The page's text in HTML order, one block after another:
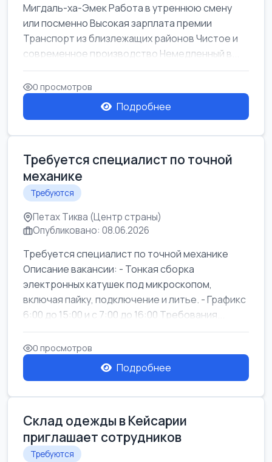
Мигдаль-ха-Эмек Работа в утреннюю смену
или посменно Высокая зарплата премии
Транспорт из близлежащих районов Чистое и
современное производство Немедленный в...
0 просмотров
Подробнее
Требуется специалист по точной
механике
Требуются
Петах Тиква (Центр страны)
Опубликовано: 08.06.2026
Требуется специалист по точной механике
Описание вакансии: - Тонкая сборка
электронных катушек под микроскопом,
включая пайку, подключение и литье. - Графикс
6:00 до 15:00 и с 7:00 до 16:00 Требования...
0 просмотров
Подробнее
Склад одежды в Кейсарии
приглашает сотрудников
Требуются